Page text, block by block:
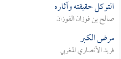
التوكل حقيقته وآثاره
صالح بن فوزان الفوزان
مرض الكبر
فريد الأنصاري المغربي